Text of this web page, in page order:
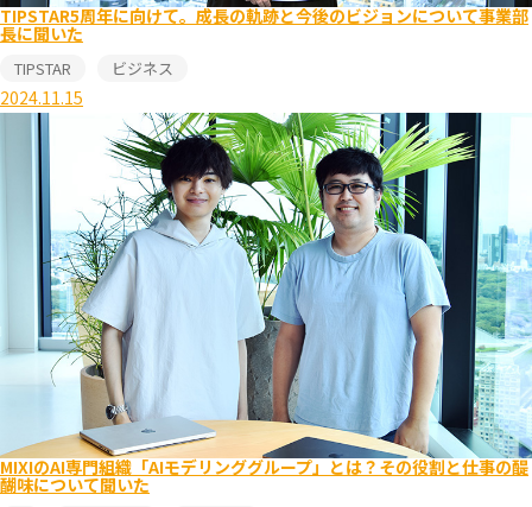
TIPSTAR5周年に向けて。成長の軌跡と今後のビジョンについて事業部
長に聞いた
TIPSTAR ビジネス
2024.11.15
MIXIのAI専門組織「AIモデリンググループ」とは？その役割と仕事の醍
醐味について聞いた